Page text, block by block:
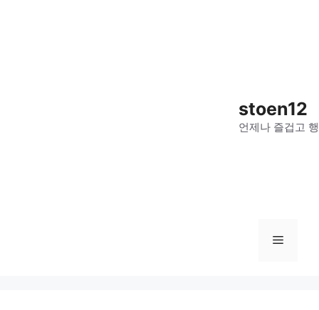
stoen12
언제나 즐겁고
메